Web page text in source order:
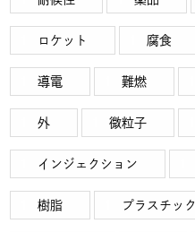
ロケット 腐食
導電 難燃
外 微粒子
インジェクション
樹脂 プラスチック